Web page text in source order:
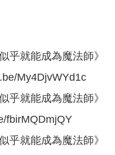
乎就能成為魔法師》
My4DjvWYd1c
乎就能成為魔法師》
fbirMQDmjQY
乎就能成為魔法師》